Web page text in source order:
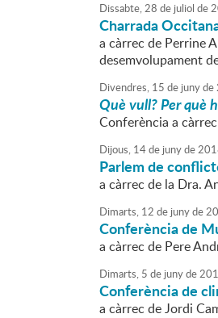
Dissabte,28 de juliol de
Charrada
a càrrec de Perrine
desemvolupament
Divendres, 15 de junyde
Què vull? Per què
Conferència a
Dijous, 14de junyde
Parlem de
a càrrec de la Dra.
Dimarts, 12 de junyde
Conferència de
a càrrec de Pere
Dimarts, 5 de junyde
Conferència de
a càrrec de Jordi